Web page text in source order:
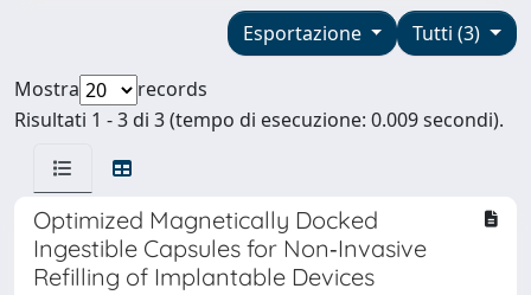
Tutti (3)
Esportazione
Mostra
records
Risultati 1 - 3 di 3 (tempo di esecuzione: 0.009 secondi).
Optimized Magnetically Docked
Ingestible Capsules for Non‐Invasive
Refilling of Implantable Devices